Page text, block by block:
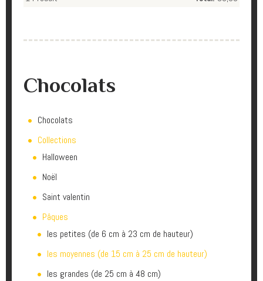
Chocolats
Chocolats
Collections
Halloween
Noël
Saint valentin
Pâques
les petites (de 6 cm à 23 cm de hauteur)
les moyennes (de 15 cm à 25 cm de hauteur)
les grandes (de 25 cm à 48 cm)